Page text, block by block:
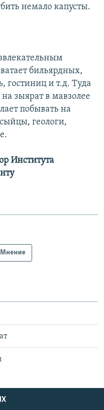
немало капусты.
бильярдных,
гостиниц и т.д. Туда
зыярат в мавзолее
побывать на
геологи,
Института
Мнение